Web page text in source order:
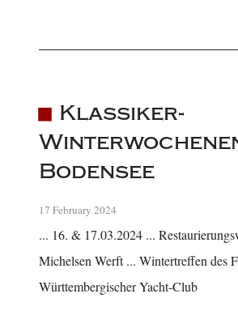
Klassiker-
Bodensee
17 February 2024
... 16. & 17.03.2024 ...
Michelsen Werft ... Wintertreffen des
Württembergischer Yacht-Club